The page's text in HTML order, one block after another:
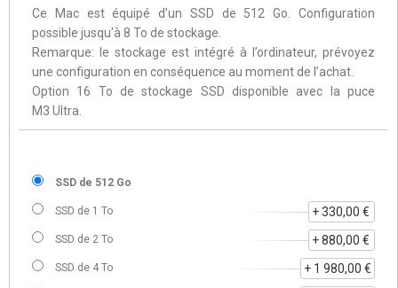
Ce Mac est équipé d’un SSD de 512 Go. Configuration
possible jusqu'à 8 To de stockage.
Remarque: le stockage est intégré à l’ordinateur, prévoyez
une configuration en conséquence au moment de l’achat.
Option 16 To de stockage SSD disponible avec la puce
M3 Ultra.
SSD de 512 Go
SSD de 1 To + 330,00 €
SSD de 2 To + 880,00 €
SSD de 4 To + 1 980,00 €